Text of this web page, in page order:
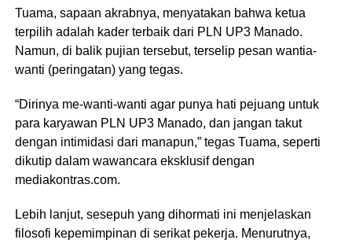
Tuama, sapaan akrabnya, menyatakan bahwa ketua
terpilih adalah kader terbaik dari PLN UP3 Manado.
Namun, di balik pujian tersebut, terselip pesan wantia-
wanti (peringatan) yang tegas.
“Dirinya me-wanti-wanti agar punya hati pejuang untuk
para karyawan PLN UP3 Manado, dan jangan takut
dengan intimidasi dari manapun,” tegas Tuama, seperti
dikutip dalam wawancara eksklusif dengan
mediakontras.com.
Lebih lanjut, sesepuh yang dihormati ini menjelaskan
filosofi kepemimpinan di serikat pekerja. Menurutnya,